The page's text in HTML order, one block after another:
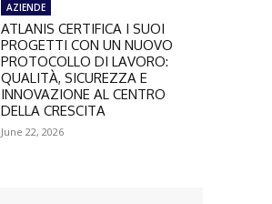
AZIENDE
ATLANIS CERTIFICA I SUOI
PROGETTI CON UN NUOVO
PROTOCOLLO DI LAVORO:
QUALITÀ, SICUREZZA E
INNOVAZIONE AL CENTRO
DELLA CRESCITA
June 22, 2026